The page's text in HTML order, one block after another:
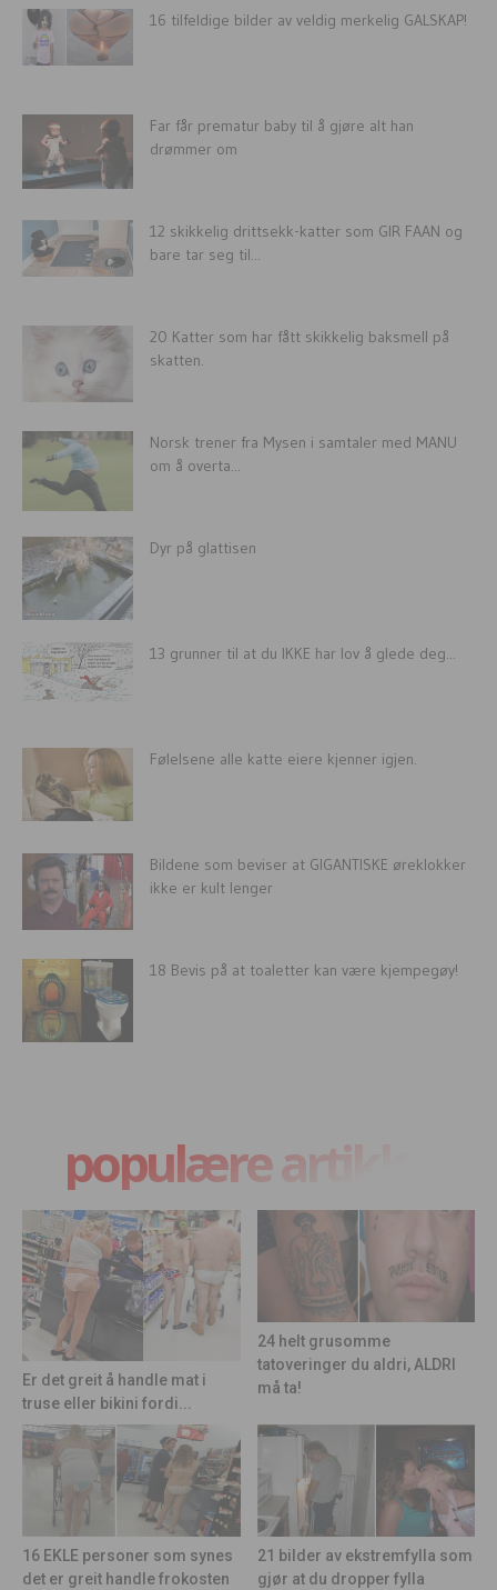
16 tilfeldige bilder av veldig merkelig GALSKAP!
Far får prematur baby til å gjøre alt han
drømmer om
12 skikkelig drittsekk-katter som GIR FAAN og
bare tar seg til...
20 Katter som har fått skikkelig baksmell på
skatten.
Norsk trener fra Mysen i samtaler med MANU
om å overta...
Dyr på glattisen
13 grunner til at du IKKE har lov å glede deg...
Følelsene alle katte eiere kjenner igjen.
Bildene som beviser at GIGANTISKE øreklokker
ikke er kult lenger
18 Bevis på at toaletter kan være kjempegøy!
populære artikler
Er det greit å handle mat i
truse eller bikini fordi...
24 helt grusomme
tatoveringer du aldri, ALDRI
må ta!
16 EKLE personer som synes
det er greit handle frokosten
21 bilder av ekstremfylla som
gjør at du dropper fylla